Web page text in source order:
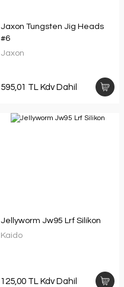
Jaxon Tungsten Jig Heads
#6
Jaxon
595,01 TL Kdv Dahil
Jellyworm Jw95 Lrf Silikon
Kaido
125,00 TL Kdv Dahil